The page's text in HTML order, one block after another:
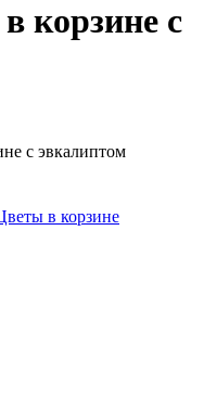
корзине с
с эвкалиптом
в корзине